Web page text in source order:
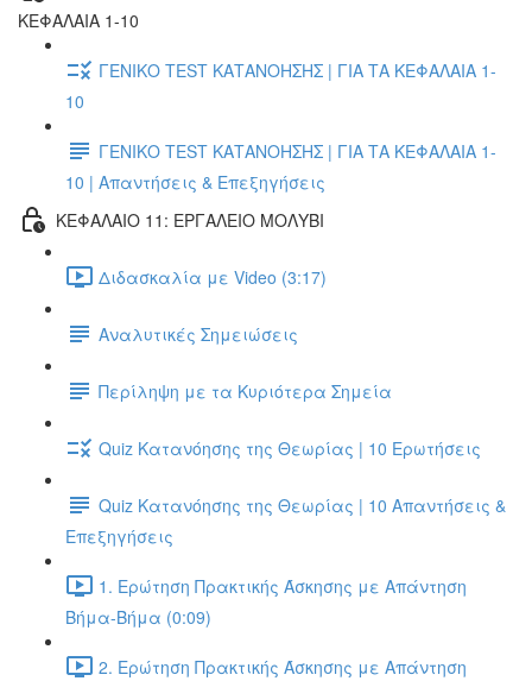
ΚΕΦΑΛΑΙΑ 1-10
ΓΕΝΙΚΟ TEST ΚΑΤΑΝΟΗΣΗΣ | ΓΙΑ ΤΑ ΚΕΦΑΛΑΙΑ 1-
10
ΓΕΝΙΚΟ TEST ΚΑΤΑΝΟΗΣΗΣ | ΓΙΑ ΤΑ ΚΕΦΑΛΑΙΑ 1-
10 | Απαντήσεις & Επεξηγήσεις
ΚΕΦΑΛΑΙΟ 11: ΕΡΓΑΛΕΙΟ ΜΟΛΥΒΙ
Διδασκαλία με Video (3:17)
Αναλυτικές Σημειώσεις
Περίληψη με τα Κυριότερα Σημεία
Quiz Κατανόησης της Θεωρίας | 10 Ερωτήσεις
Quiz Κατανόησης της Θεωρίας | 10 Απαντήσεις &
Επεξηγήσεις
1. Ερώτηση Πρακτικής Άσκησης με Απάντηση
Βήμα-Βήμα (0:09)
2. Ερώτηση Πρακτικής Άσκησης με Απάντηση